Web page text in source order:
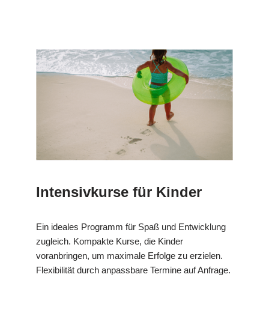
Intensivkurse für Kinder
Ein ideales Programm für Spaß und Entwicklung
zugleich. Kompakte Kurse, die Kinder
voranbringen, um maximale Erfolge zu erzielen.
Flexibilität durch anpassbare Termine auf Anfrage.